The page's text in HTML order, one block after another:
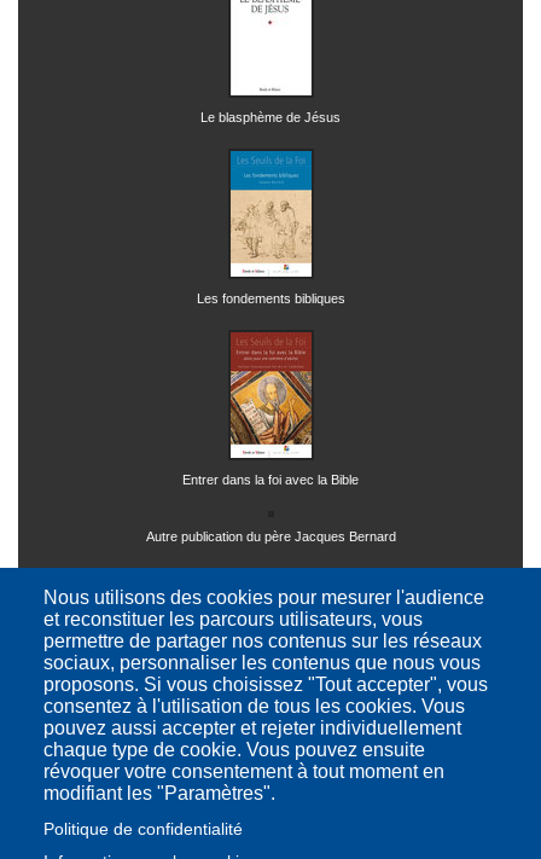
Le blasphème de Jésus
Les fondements bibliques
Entrer dans la foi avec la Bible
Autre publication du père Jacques Bernard
Ressources théologiques et philosophiques
Nous utilisons des cookies pour mesurer l'audience
et reconstituer les parcours utilisateurs, vous
permettre de partager nos contenus sur les réseaux
sociaux, personnaliser les contenus que nous vous
proposons. Si vous choisissez "Tout accepter", vous
consentez à l'utilisation de tous les cookies. Vous
pouvez aussi accepter et rejeter individuellement
chaque type de cookie. Vous pouvez ensuite
révoquer votre consentement à tout moment en
modifiant les "Paramètres".
Politique de confidentialité